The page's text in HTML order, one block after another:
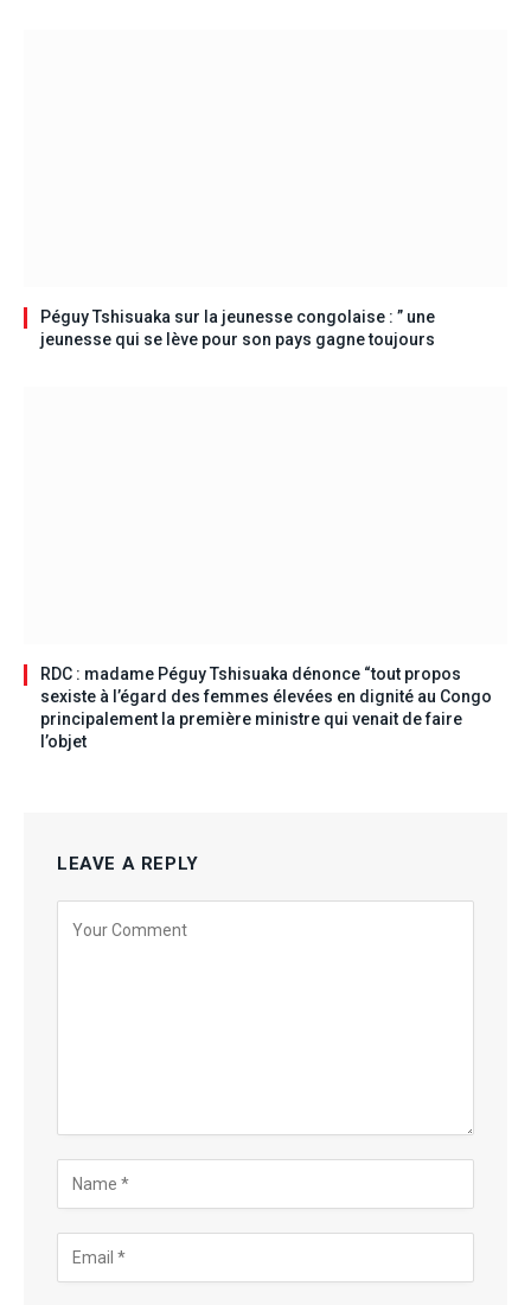
Péguy Tshisuaka sur la jeunesse congolaise : ” une
jeunesse qui se lève pour son pays gagne toujours
RDC : madame Péguy Tshisuaka dénonce “tout propos
sexiste à l’égard des femmes élevées en dignité au Congo
principalement la première ministre qui venait de faire
l’objet
LEAVE A REPLY